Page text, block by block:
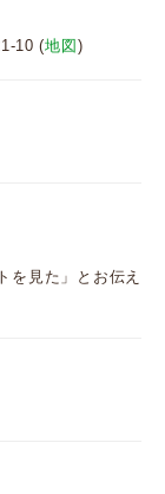
10 (地図 )
を見た」とお伝え